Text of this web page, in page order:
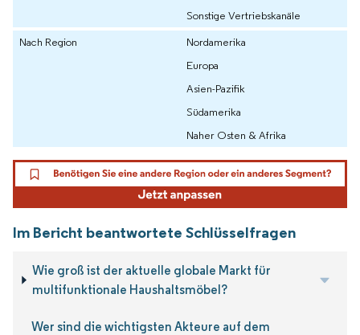
Sonstige Vertriebskanäle
Nach Region
Nordamerika
Europa
Asien-Pazifik
Südamerika
Naher Osten & Afrika
Im Bericht beantwortete Schlüsselfragen
Wie groß ist der aktuelle globale Markt für
multifunktionale Haushaltsmöbel?
Wer sind die wichtigsten Akteure auf dem